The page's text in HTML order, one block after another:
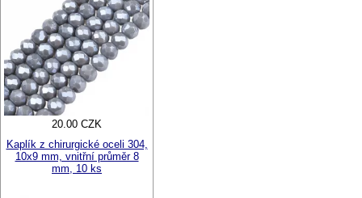
20.00 CZK
Kaplík z chirurgické oceli 304,
10x9 mm, vnitřní průměr 8
mm, 10 ks